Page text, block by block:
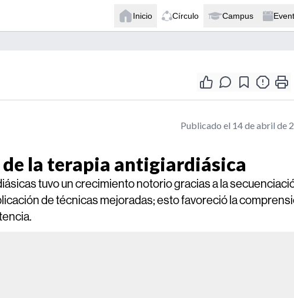
Inicio Círculo Campus
Publicado el 14 de abril de
de la terapia antigiardiásica
tuvo un crecimiento notorio gracias a la
de técnicas mejoradas; esto favoreció la